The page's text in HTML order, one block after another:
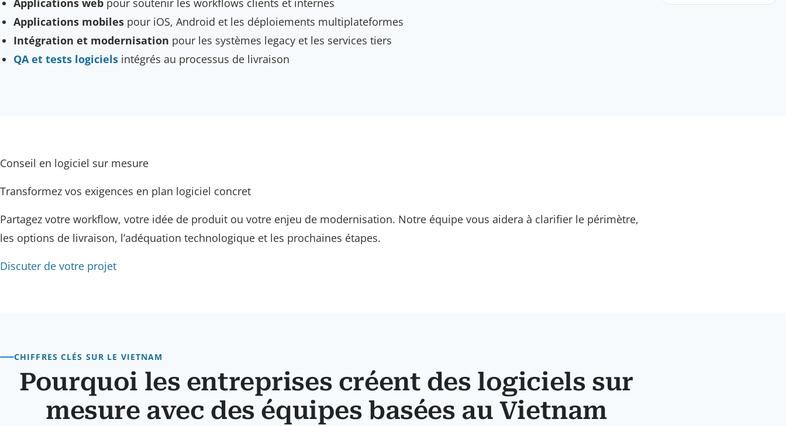
Applications webpour soutenir les workflows clients et internes
Applications mobilespour iOS, Android et les déploiements multiplateformes
Intégration et modernisation pour les systèmes legacy et les services tiers
QA et tests logicielsintégrés au processus de livraison
Conseil en logiciel sur mesure
Transformez vos exigences en plan logiciel concret
Partagez votre workflow, votre idée de produit ou votre enjeu de modernisation. Notre équipe vous aidera à clarifier le périmètre,
les options de livraison, l’adéquation technologique et les prochaines étapes.
Discuter de votre projet
CHIFFRES CLÉS SUR LE VIETNAM
Pourquoi les entreprises créent des logiciels sur
mesure avec des équipes basées au Vietnam